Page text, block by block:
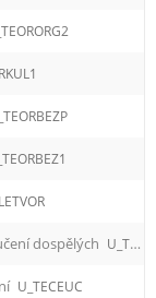
dospělých U_TEEFUCD2
U_TECEUC